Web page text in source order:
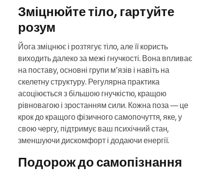
Зміцнюйте тіло, гартуйте
розум
Йога зміцнює і розтягує тіло, але її користь
виходить далеко за межі гнучкості. Вона впливає
на поставу, основні групи м’язів і навіть на
скелетну структуру. Регулярна практика
асоціюється з більшою гнучкістю, кращою
рівновагою і зростанням сили. Кожна поза — це
крок до кращого фізичного самопочуття, яке, у
свою чергу, підтримує ваш психічний стан,
зменшуючи дискомфорт і додаючи енергії.
Подорож до самопізнання